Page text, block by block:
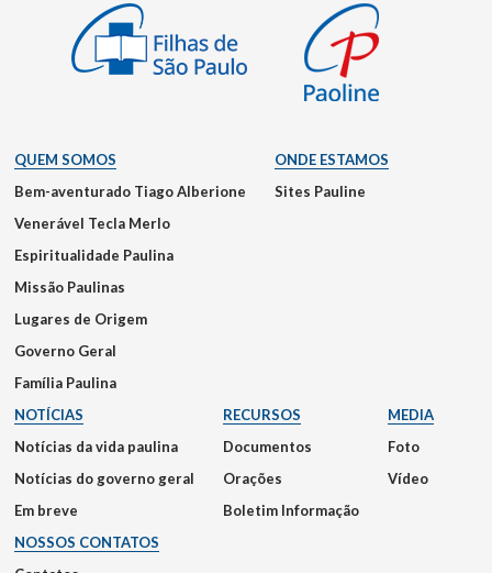
QUEM SOMOS
Bem-aventurado Tiago Alberione
Venerável Tecla Merlo
Espiritualidade Paulina
Missão Paulinas
Lugares de Origem
Governo Geral
Família Paulina
ONDE ESTAMOS
Sites Pauline
NOTÍCIAS
Notícias da vida paulina
Notícias do governo geral
Em breve
RECURSOS
Documentos
Orações
Boletim Informação
MEDIA
Foto
Vídeo
NOSSOS CONTATOS